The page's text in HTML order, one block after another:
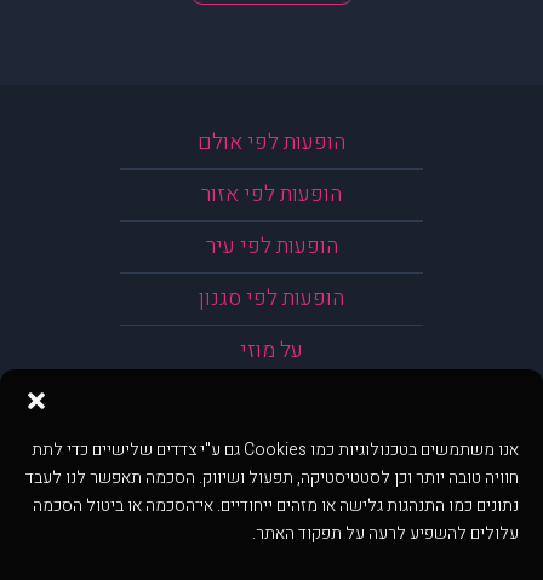
אנו משתמשים בטכנולוגיות כמו Cookies גם ע"י צדדים שלישיים כדי לתת
חוויה טובה יותר וכן לסטטיסטיקה, תפעול ושיווק. הסכמה תאפשר לנו לעבד
נתונים כמו התנהגות גלישה או מזהים ייחודיים. אי־הסכמה או ביטול הסכמה
עלולים להשפיע לרעה על תפקוד האתר.
הופעות לפי אולם
הופעות לפי אזור
הופעות לפי עיר
הופעות לפי סגנון
על מוזי